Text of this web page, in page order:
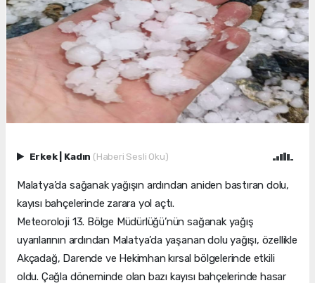
Erkek Kadın (Haberi Sesli Oku)
Malatya’da sağanak yağışın ardından aniden bastıran dolu,
kayısı bahçelerinde zarara yol açtı.
Meteoroloji 13. Bölge Müdürlüğü’nün sağanak yağış
uyarılarının ardından Malatya’da yaşanan dolu yağışı, özellikle
Akçadağ, Darende ve Hekimhan kırsal bölgelerinde etkili
oldu. Çağla döneminde olan bazı kayısı bahçelerinde hasar